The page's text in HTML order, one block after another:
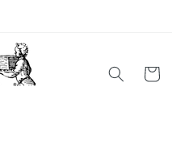
ー